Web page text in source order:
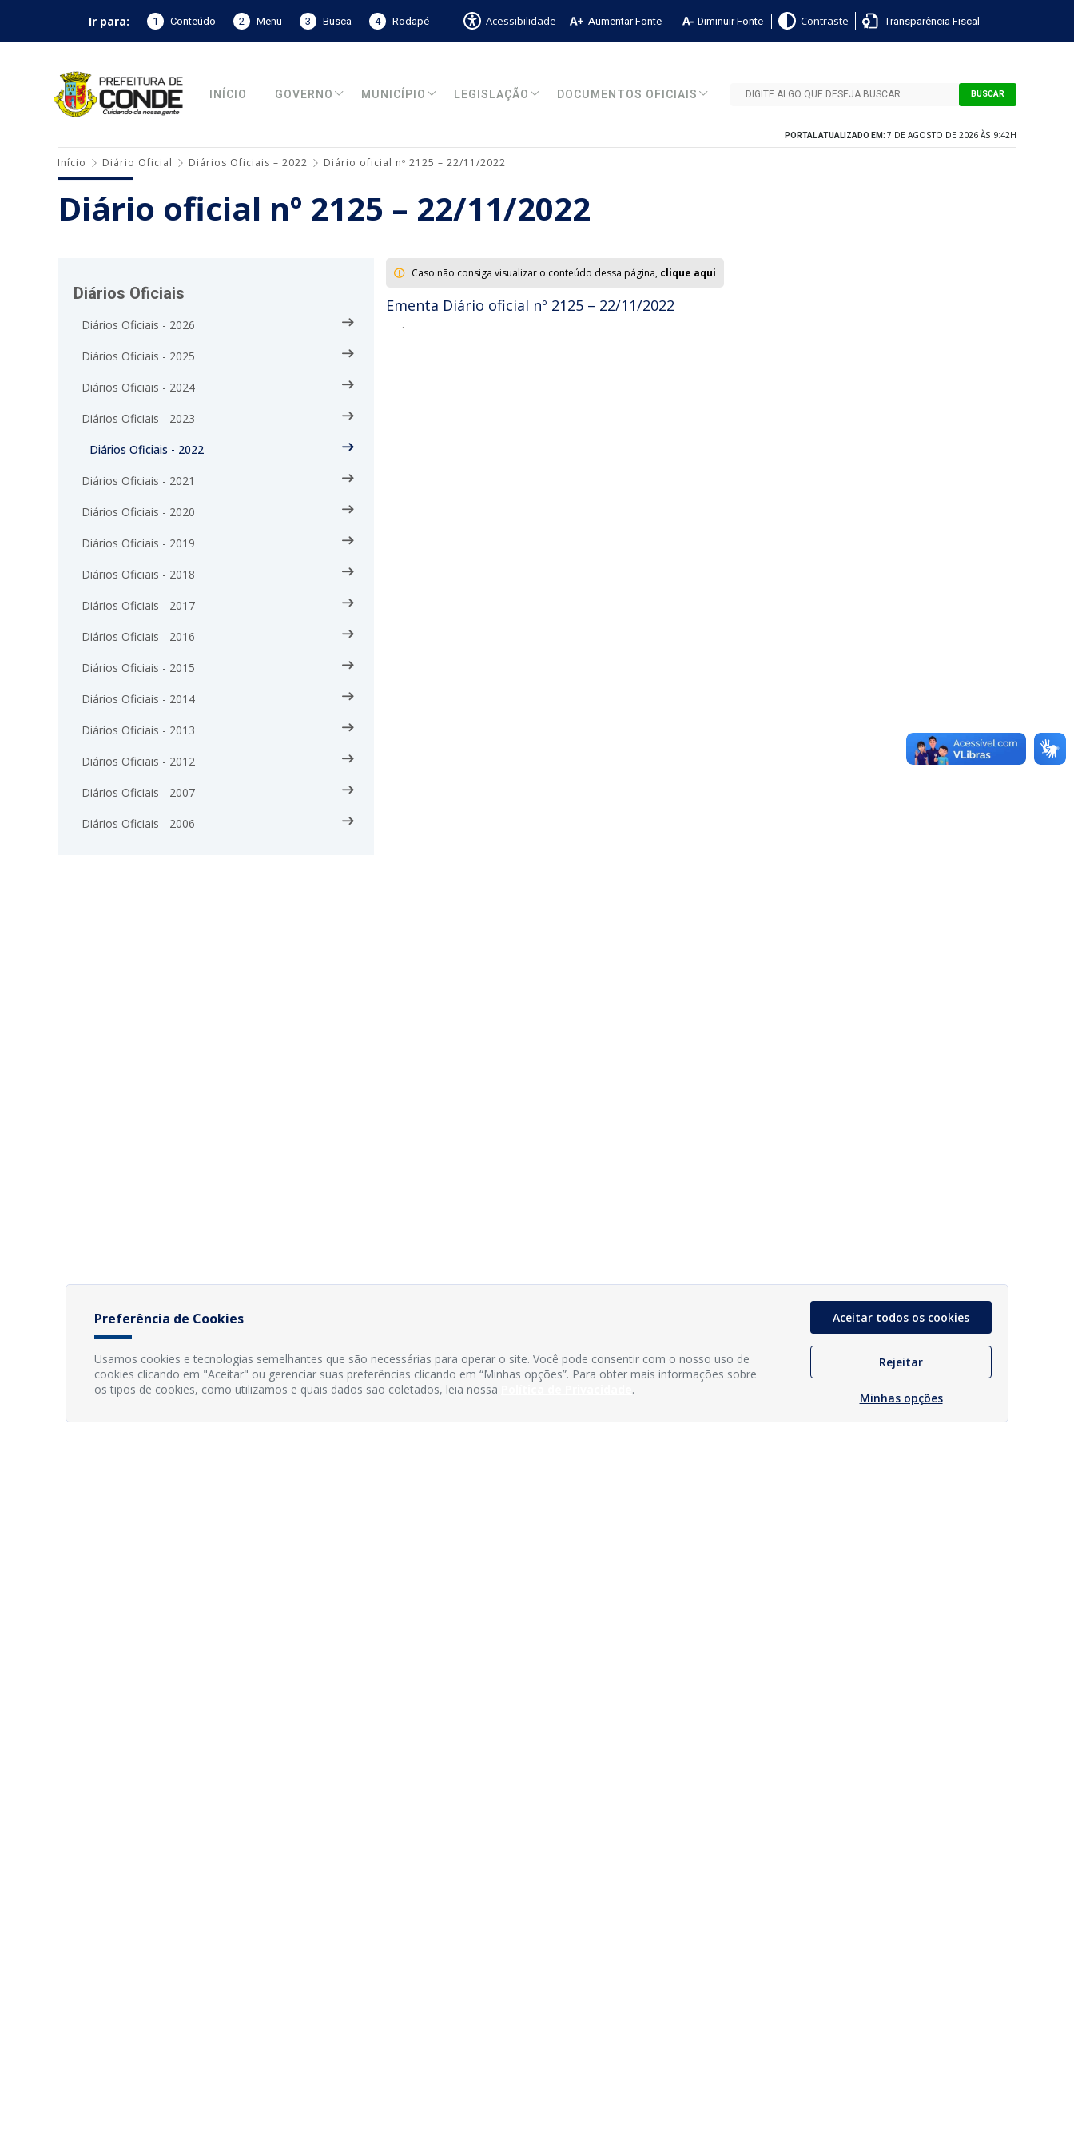
Ir para: 1 Conteúdo 2 Menu 3 Busca 4 Rodapé Acessibilidade Aumentar Fonte Diminuir Fonte Contraste Transparência Fiscal
INÍCIO GOVERNO MUNICÍPIO LEGISLAÇÃO DOCUMENTOS OFICIAIS BUSCAR
PORTAL ATUALIZADO EM: 7 DE AGOSTO DE 2026 ÀS 9:42H
Início Diário Oficial Diários Oficiais – 2022 Diário oficial nº 2125 – 22/11/2022
Diário oficial nº 2125 – 22/11/2022
Diários Oficiais
Diários Oficiais - 2026
Diários Oficiais - 2025
Diários Oficiais - 2024
Diários Oficiais - 2023
Diários Oficiais - 2022
Diários Oficiais - 2021
Diários Oficiais - 2020
Diários Oficiais - 2019
Diários Oficiais - 2018
Diários Oficiais - 2017
Diários Oficiais - 2016
Diários Oficiais - 2015
Diários Oficiais - 2014
Diários Oficiais - 2013
Diários Oficiais - 2012
Diários Oficiais - 2007
Diários Oficiais - 2006
Caso não consiga visualizar o conteúdo dessa página, clique aqui
Ementa Diário oficial nº 2125 – 22/11/2022
.
Preferência de Cookies
Usamos cookies e tecnologias semelhantes que são necessárias para operar o site. Você pode consentir com o nosso uso de
cookies clicando em "Aceitar" ou gerenciar suas preferências clicando em “Minhas opções”. Para obter mais informações sobre
os tipos de cookies, como utilizamos e quais dados são coletados, leia nossa
.
Aceitar todos os cookies
Rejeitar
Minhas opções